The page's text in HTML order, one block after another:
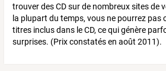
trouver des CD sur de nombreux sites de
la plupart du temps, vous ne pourrez pas
titres inclus dans le CD, ce qui génère
surprises. (Prix constatés en août 2011).